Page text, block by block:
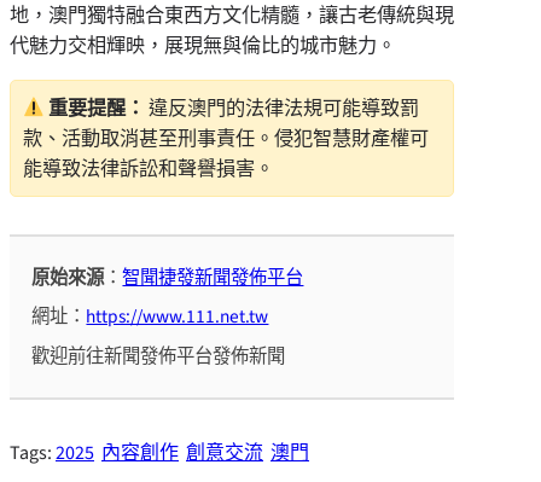
地，澳門獨特融合東西方文化精髓，讓古老傳統與現
代魅力交相輝映，展現無與倫比的城市魅力。
重要提醒： 違反澳門的法律法規可能導致罰
款、活動取消甚至刑事責任。侵犯智慧財產權可
能導致法律訴訟和聲譽損害。
原始來源：智聞捷發新聞發佈平台
網址：https://www.111.net.tw
歡迎前往新聞發佈平台發佈新聞
Tags:2025 內容創作 創意交流 澳門